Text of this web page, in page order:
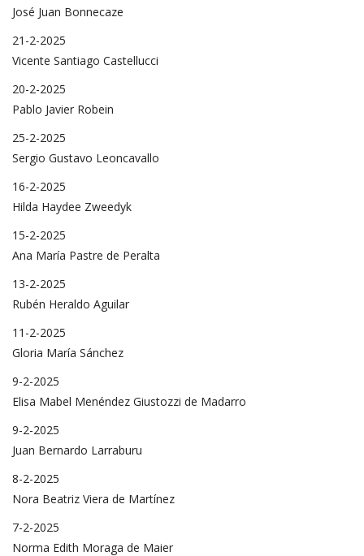
José Juan Bonnecaze
21-2-2025
Vicente Santiago Castellucci
20-2-2025
Pablo Javier Robein
25-2-2025
Sergio Gustavo Leoncavallo
16-2-2025
Hilda Haydee Zweedyk
15-2-2025
Ana María Pastre de Peralta
13-2-2025
Rubén Heraldo Aguilar
11-2-2025
Gloria María Sánchez
9-2-2025
Elisa Mabel Menéndez Giustozzi de Madarro
9-2-2025
Juan Bernardo Larraburu
8-2-2025
Nora Beatriz Viera de Martínez
7-2-2025
Norma Edith Moraga de Maier